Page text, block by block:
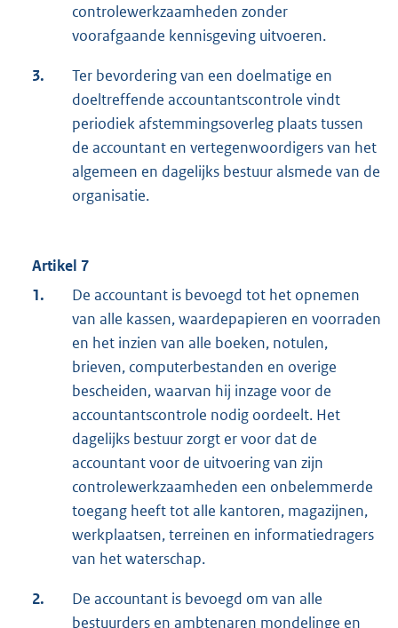
controlewerkzaamheden zonder
voorafgaande kennisgeving uitvoeren.
3.
Ter bevordering van een doelmatige en
doeltreffende accountantscontrole vindt
periodiek afstemmingsoverleg plaats tussen
de accountant en vertegenwoordigers van het
algemeen en dagelijks bestuur alsmede van de
organisatie.
Artikel 7
1.
De accountant is bevoegd tot het opnemen
van alle kassen, waardepapieren en voorraden
en het inzien van alle boeken, notulen,
brieven, computerbestanden en overige
bescheiden, waarvan hij inzage voor de
accountantscontrole nodig oordeelt. Het
dagelijks bestuur zorgt er voor dat de
accountant voor de uitvoering van zijn
controlewerkzaamheden een onbelemmerde
toegang heeft tot alle kantoren, magazijnen,
werkplaatsen, terreinen en informatiedragers
van het waterschap.
2.
De accountant is bevoegd om van alle
bestuurders en ambtenaren mondelinge en